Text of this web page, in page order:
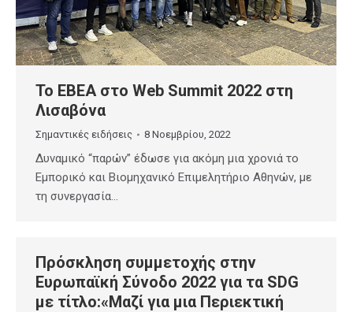
Το ΕΒΕΑ στο Web Summit 2022 στη
Λισαβόνα
Σημαντικές ειδήσεις 8 Νοεμβρίου, 2022
Δυναμικό “παρών” έδωσε για ακόμη μια χρονιά το
Εμπορικό και Βιομηχανικό Επιμελητήριο Αθηνών, με
τη συνεργασία…
Πρόσκληση συμμετοχής στην
Ευρωπαϊκή Σύνοδο 2022 για τα SDG
με τίτλο:«Μαζί για μια Περιεκτική